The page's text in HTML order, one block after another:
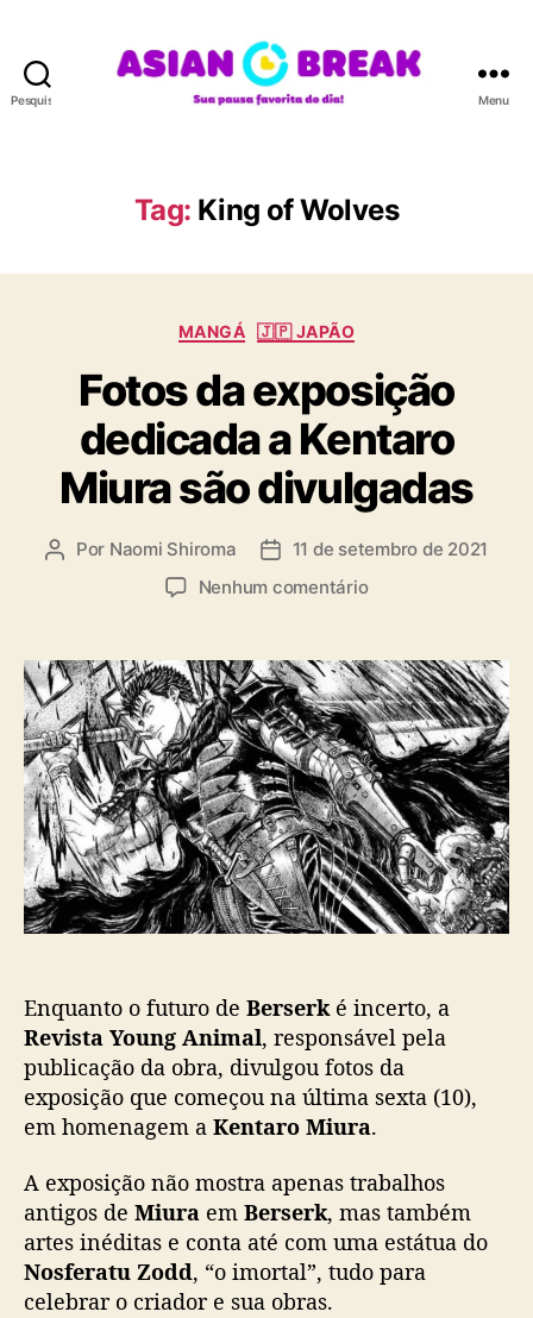
Pesquisar
A
N
R
A
Menu
Tag: King of Wolves
C
t
e
g
o
r
i
a
s
MANGÁ 🇯🇵 JAPÃO
Fotos da exposição
dedicada a Kentaro
Miura são divulgadas
A
r
d
o
p
o
s
t
Por Naomi Shiroma
D
d
e
p
u
b
l
i
c
a
ç
ã
11 de setembro de 2021
Nenhum comentárioe
o
t
o
s
d
a
e
x
p
o
s
ã
o
d
i
a
d
a
a
Enquanto o futuro de Berserké incerto, a
Revista Young Animal, responsável pela
publicação da obra, divulgou fotos da
exposição que começou na última sexta (10),
em homenagem a Kentaro Miura.
A exposição não mostra apenas trabalhos
antigos de Miura em Berserk, mas também
artes inéditas e conta até com uma estátua do
Nosferatu Zodd, “o imortal”, tudo para
celebrar o criador e sua obras.